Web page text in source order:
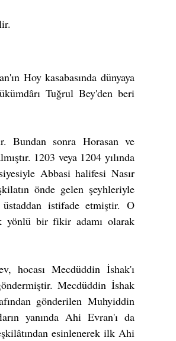
Hoy kasabasında dünyaya
Tuğrul Bey'den beri
Bundan sonra Horasan ve
1203 veya 1204 yılında
Abbasi halifesi Nasır
önde gelen şeyhleriyle
istifade etmiştir. O
yönlü bir fikir adamı olarak
hocası Mecdüddin İshak'ı
Mecdüddin İshak
gönderilen Muhyiddin
yanında Ahi Evran'ı da
esinlenerek ilk Ahi